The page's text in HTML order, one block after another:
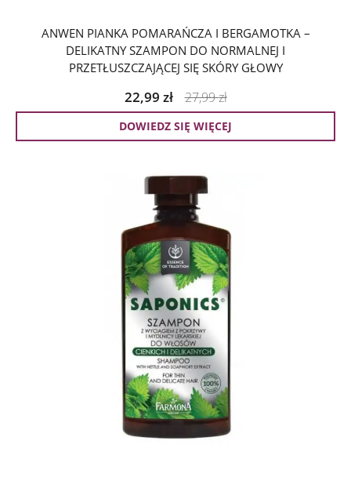
ANWEN PIANKA POMARAŃCZA I BERGAMOTKA –
DELIKATNY SZAMPON DO NORMALNEJ I
PRZETŁUSZCZAJĄCEJ SIĘ SKÓRY GŁOWY
22,99 zł 27,99zł
DOWIEDZ SIĘ WIĘCEJ